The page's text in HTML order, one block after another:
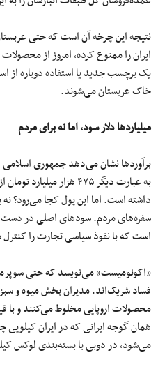
نتیجه این چرخه آن است که حتی
ایران را ممنوع کرده، امروز از
یک برچسب جدید یا استفاده دوباره از
خاک عربستان می‌شوند.
میلیاردها دلار سود، اما نه برای مردم
به عبارت دیگر ۴۷۵ هزار
داشته است. اما این پول کجا می‌رود؟
سفره‌های مردم. سودهای اصلی در دست
است که با نفوذ سیاسی تجارت را
«اکونومیست» می‌نویسد که حتی
فساد شریک‌اند. مدیران بخش میوه‌ و
محصولات اروپایی مخلوط می‌کنند و با
همان گوجه ایرانی که در ایران کیلویی
می‌شود، در دوبی با بسته‌بندی لوکس کیلویی ۲۰ تا ۲۵ درهم